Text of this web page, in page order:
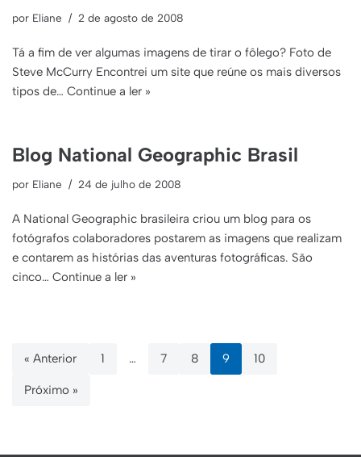
por Eliane 2 de agosto de 2008
Tá a fim de ver algumas imagens de tirar o fôlego? Foto de
Steve McCurry Encontrei um site que reúne os mais diversos
tipos de… Continue a ler »
Blog National Geographic Brasil
por Eliane 24 de julho de 2008
A National Geographic brasileira criou um blog para os
fotógrafos colaboradores postarem as imagens que realizam
e contarem as histórias das aventuras fotográficas. São
cinco… Continue a ler »
« Anterior 1 … 7 8 9 10
Próximo »